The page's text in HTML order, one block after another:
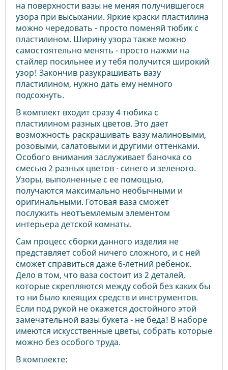
на поверхности вазы не меняя получившегося
узора при высыхании. Яркие краски пластилина
можно чередовать - просто поменяй тюбик с
пластилином. Ширину узора также можно
самостоятельно менять - просто нажми на
стайлер посильнее и у тебя получится широкий
узор! Закончив разукрашивать вазу
пластилином, нужно дать ему немного
подсохнуть.
В комплект входит сразу 4 тюбика с
пластилином разных цветов. Это дает
возможность раскрашивать вазу малиновыми,
розовыми, салатовыми и другими оттенками.
Особого внимания заслуживает баночка со
смесью 2 разных цветов - синего и зеленого.
Узоры, выполненные с ее помощью,
получаются максимально необычными и
оригинальными. Готовая ваза сможет
послужить неотъемлемым элементом
интерьера детской комнаты.
Сам процесс сборки данного изделия не
представляет собой ничего сложного, и с ней
сможет справиться даже 6-летний ребенок.
Дело в том, что ваза состоит из 2 деталей,
которые скрепляются между собой без каких бы
то ни было клеящих средств и инструментов.
Если под рукой не окажется достойного этой
замечательной вазы букета - не беда! В наборе
имеются искусственные цветы, собрать которые
можно без особого труда.
В комплекте: